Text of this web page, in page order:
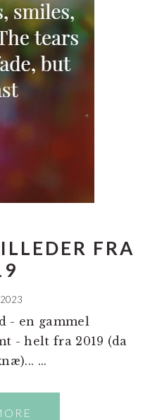
FRA
- en gammel
- helt fra 2019 (da
...